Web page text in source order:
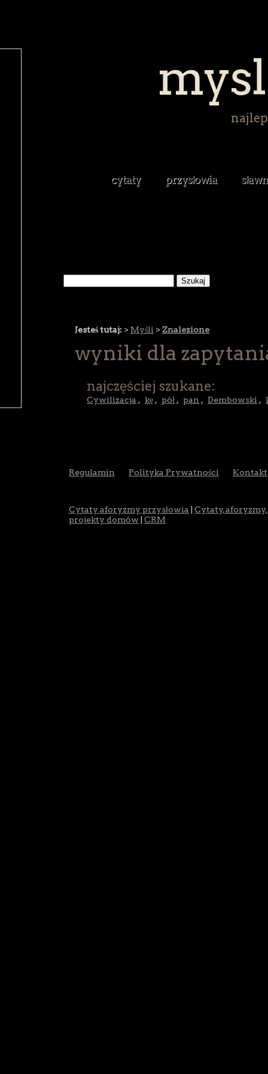
cytaty przysłowia
Jesteś tutaj: > Myśli > Znalezione
wyniki dla
najczęściej szukane:
Cywilizacja , kę , pół , pan , Dembowski ,
Regulamin Polityka Prywatności Kontakt
Cytaty aforyzmy przysłowia
Cytaty,
projekty domów
CRM